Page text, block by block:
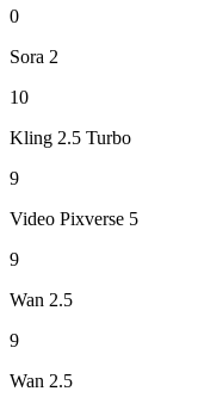
0
Sora 2
10
Kling 2.5 Turbo
9
Video Pixverse 5
9
Wan 2.5
9
Wan 2.5